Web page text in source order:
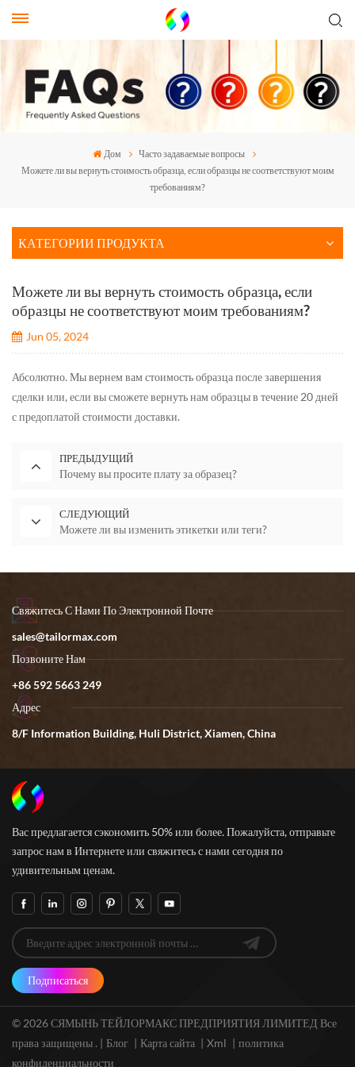
Дом
Часто задаваемые вопросы
Можете ли вы вернуть стоимость образца, если образцы не соответствуют моим
требованиям?
КАТЕГОРИИ ПРОДУКТА
Можете ли вы вернуть стоимость образца, если
образцы не соответствуют моим требованиям?
Jun 05, 2024
Абсолютно. Мы вернем вам стоимость образца после завершения
сделки или, если вы сможете вернуть нам образцы в течение 20 дней
с предоплатой стоимости доставки.
ПРЕДЫДУЩИЙ
Почему вы просите плату за образец?
СЛЕДУЮЩИЙ
Можете ли вы изменить этикетки или теги?
Свяжитесь С Нами По Электронной Почте
sales@tailormax.com
Позвоните Нам
+86 592 5663 249
Адрес
8/F Information Building, Huli District, Xiamen, China
Вас предлагается сэкономить 50% или более. Пожалуйста, отправьте
запрос нам в Интернете или свяжитесь с нами сегодня по
удивительным ценам.
Подписаться
© 2026 СЯМЫНЬ ТЕЙЛОРМАКС ПРЕДПРИЯТИЯ ЛИМИТЕД Все
права защищены . | Блог | Карта сайта | Xml | политика
конфиденциальности